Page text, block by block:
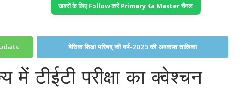
खबरों के लिए Follow करें Primary Ka Master चैनल
बेसिक शिक्षा परिषद् की वर्ष-2025 की अवकाश तालिका
टीईटी परीक्षा का क्वेश्चन